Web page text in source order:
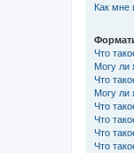
Как мне
Что
Могу ли
Что
Могу ли
Что
Что
Что
Что